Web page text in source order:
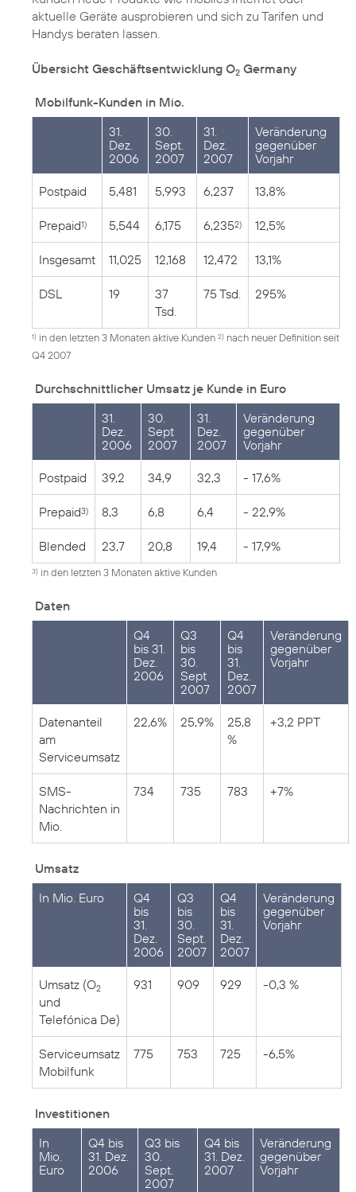
aktuelle Geräte ausprobieren und sich zu Tarifen und
Handys beraten lassen.
Übersicht Geschäftsentwicklung O2 Germany
Mobilfunk-Kunden in Mio.
31.
Dez.
2006
30.
Sept.
2007
31.
Dez.
2007
Veränderung
gegenüber
Vorjahr
Postpaid 5,481 5,993 6,237 13,8%
Prepaid1) 5,544 6,175 6,2352) 12,5%
Insgesamt 11,025 12,168 12,472 13,1%
DSL 19
37
Tsd.
75 Tsd. 295%
1) in den letzten 3 Monaten aktive Kunden 2) nach neuer Definition seit
Q4 2007
Durchschnittlicher Umsatz je Kunde in Euro
31.
Dez.
2006
30.
Sept
2007
31.
Dez.
2007
Veränderung
gegenüber
Vorjahr
Postpaid 39,2 34,9 32,3 - 17,6%
Prepaid3) 8,3 6,8 6,4 - 22,9%
Blended 23,7 20,8 19,4 - 17,9%
3) in den letzten 3 Monaten aktive Kunden
Daten
Q4
bis 31.
Dez.
2006
Q3
bis
30.
Sept
2007
Q4
bis
31.
Dez.
2007
Veränderung
gegenüber
Vorjahr
Datenanteil
am
Serviceumsatz
22,6% 25,9%
25,8
%
+3,2 PPT
SMS-
Nachrichten in
Mio.
734 735 783 +7%
Umsatz
In Mio. Euro
Q4
bis
31.
Dez.
2006
Q3
bis
30.
Sept.
2007
Q4
bis
31.
Dez.
2007
Veränderung
gegenüber
Vorjahr
Umsatz (O2
und
Telefónica De)
931 909 929 -0,3 %
Serviceumsatz
Mobilfunk
775 753 725 -6,5%
Investitionen
In
Mio.
Euro
Q4 bis
31. Dez.
2006
Q3 bis
30.
Sept.
2007
Q4 bis
31. Dez.
2007
Veränderung
gegenüber
Vorjahr